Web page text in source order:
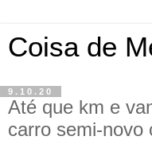
Coisa de
9.10.20
Até que km e
carro semi-novo